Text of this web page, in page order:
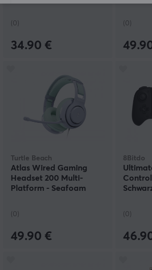
(0)
34.90 €
(0)
Turtle Beach
Atlas Wired Gaming
Headset 200 Multi-
Platform - Seafoam
(0)
49.90 €
8Bitdo
(0)